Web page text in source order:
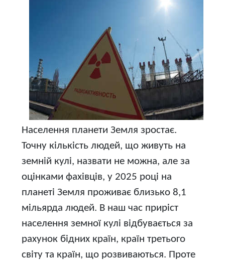
Населення планети Земля зростає.
Точну кількість людей, що живуть на
земній кулі, назвати не можна, але за
оцінками фахівців, у 2025 році на
планеті Земля проживає близько 8,1
мільярда людей. В наш час приріст
населення земної кулі відбувається за
рахунок бідних країн, країн третього
світу та країн, що розвиваються. Проте